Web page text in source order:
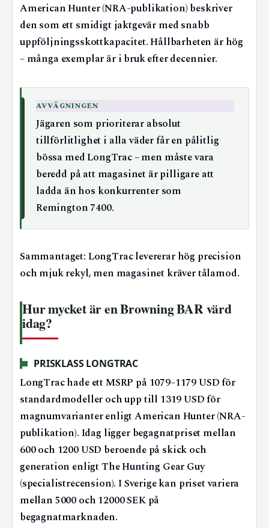
American Hunter (NRA-publikation) beskriver
den som ett smidigt jaktgevär med snabb
uppföljningsskottkapacitet. Hållbarheten är hög
– många exemplar är i bruk efter decennier.
AVVÄGNINGEN
Jägaren som prioriterar absolut
tillförlitlighet i alla väder får en pålitlig
bössa med LongTrac – men måste vara
beredd på att magasinet är pilligare att
ladda än hos konkurrenter som
Remington 7400.
Sammantaget: LongTrac levererar hög precision
och mjuk rekyl, men magasinet kräver tålamod.
Hur mycket är en Browning BAR värd
idag?
PRISKLASS LONGTRAC
LongTrac hade ett MSRP på 1079–1179 USD för
standardmodeller och upp till 1319 USD för
magnumvarianter enligt American Hunter (NRA-
publikation). Idag ligger begagnatpriset mellan
600 och 1200 USD beroende på skick och
generation enligt The Hunting Gear Guy
(specialistrecension). I Sverige kan priset variera
mellan 5000 och 12000 SEK på
begagnatmarknaden.